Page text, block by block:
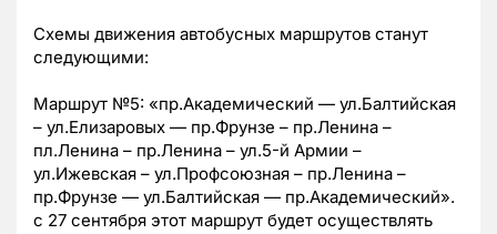
Схемы движения автобусных маршрутов станут
следующими:
Маршрут №5: «пр.Академический — ул.Балтийская
– ул.Елизаровых — пр.Фрунзе – пр.Ленина –
пл.Ленина – пр.Ленина – ул.5-й Армии –
ул.Ижевская – ул.Профсоюзная – пр.Ленина –
пр.Фрунзе — ул.Балтийская — пр.Академический».
с 27 сентября этот маршрут будет осуществлять